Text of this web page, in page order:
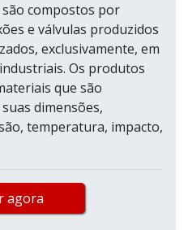
compostos por
e válvulas produzidos
exclusivamente, em
Os produtos
que são
dimensões,
temperatura, impacto,
agora